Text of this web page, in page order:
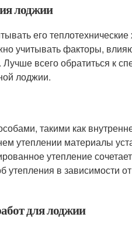
лоджии
его теплотехнические
учитывать факторы,
всего обратиться к
лоджии.
такими как
утеплении материалы
утепление
в зависимости
для лоджии